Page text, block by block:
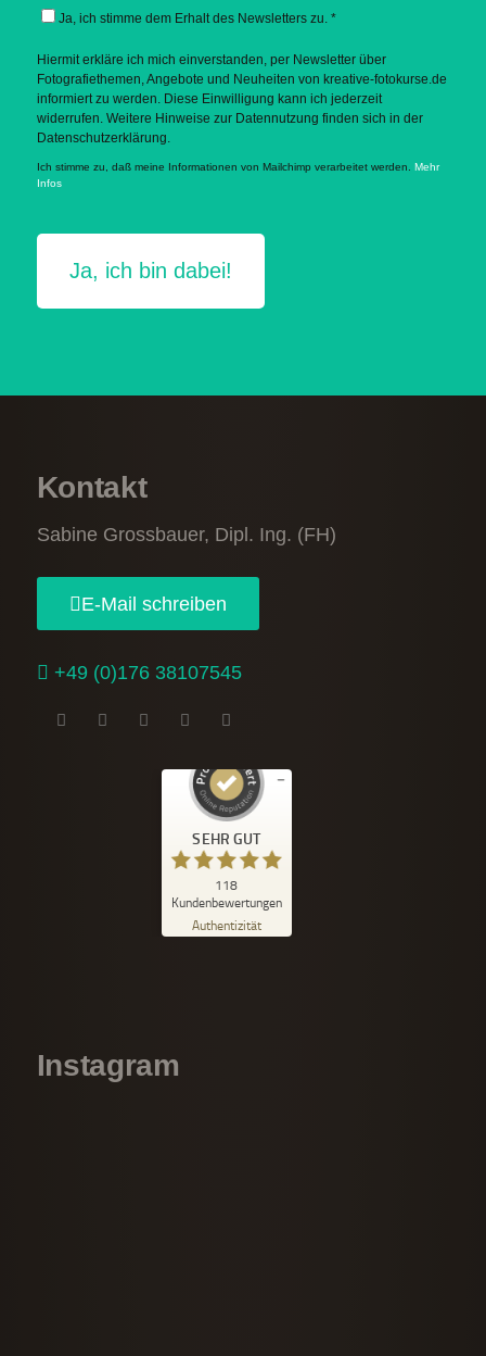
Ja, ich stimme dem Erhalt des Newsletters zu. *
Hiermit erkläre ich mich einverstanden, per Newsletter über
Fotografiethemen, Angebote und Neuheiten von kreative-fotokurse.de
informiert zu werden. Diese Einwilligung kann ich jederzeit
widerrufen. Weitere Hinweise zur Datennutzung finden sich in der
Datenschutzerklärung.
Ich stimme zu, daß meine Informationen von Mailchimp verarbeitet werden. Mehr
Infos
Kontakt
Sabine Grossbauer, Dipl. Ing. (FH)
E-Mail schreiben
+49 (0)176 38107545
SEHR GUT
118
Kundenbewertungen
Authentizität
Kundenbewertungen und Erfahrungen zu
Sabine Grossbauer
Empfehlungen auf
ProvenExpert.com
4,97
/
Blick aufs ProvenExpert-Profil werfen
Instagram